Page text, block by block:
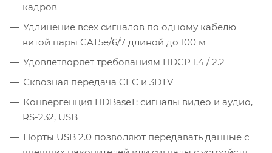
кадров
Удлинение всех сигналов по одному кабелю
витой пары CAT5e/6/7 длиной до 100 м
Удовлетворяет требованиям HDCP 1.4 / 2.2
Сквозная передача CEC и 3DTV
Конвергенция HDBaseT: сигналы видео и аудио,
RS-232, USB
Порты USB 2.0 позволяют передавать данные с